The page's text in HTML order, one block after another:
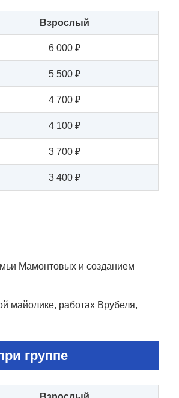
Взрослый
6 000 ₽
5 500 ₽
4 700 ₽
4 100 ₽
3 700 ₽
3 400 ₽
Мамонтовых и созданием
майолике, работах Врубеля,
группе